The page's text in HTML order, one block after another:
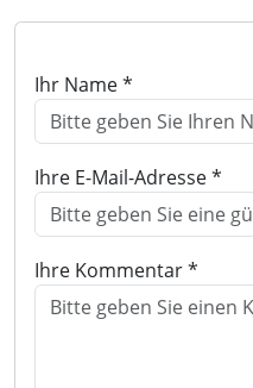
Ihr Name *
Ihre E-Mail-Adresse *
Ihre Kommentar *